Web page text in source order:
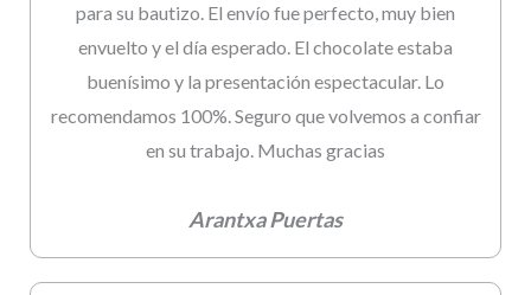
para su bautizo. El envío fue perfecto, muy bien
envuelto y el día esperado. El chocolate estaba
buenísimo y la presentación espectacular. Lo
recomendamos 100%. Seguro que volvemos a confiar
en su trabajo. Muchas gracias
Arantxa Puertas